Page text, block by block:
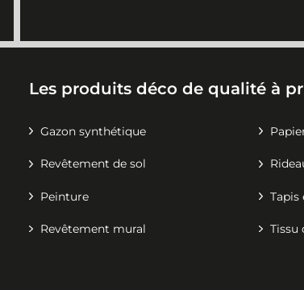
Les produits déco de qualité à
Gazon synthétique
Revêtement de sol
Peinture Tapis
Revêtement mural Tissu